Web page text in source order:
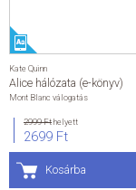
Kate Quinn
Alice hálózata (e-könyv)
Mont Blanc válogatás
2999 Fthelyett
2699 Ft
Kosárba